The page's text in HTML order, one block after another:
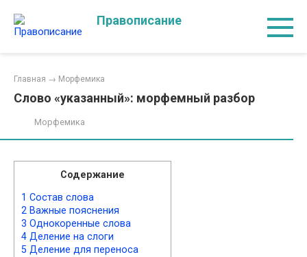
контенту
Правописание
Главная → Морфемика
Слово «указанный»: морфемный разбор
Морфемика
Содержание
1 Состав слова
2 Важные пояснения
3 Однокоренные слова
4 Деление на слоги
5 Деление для переноса